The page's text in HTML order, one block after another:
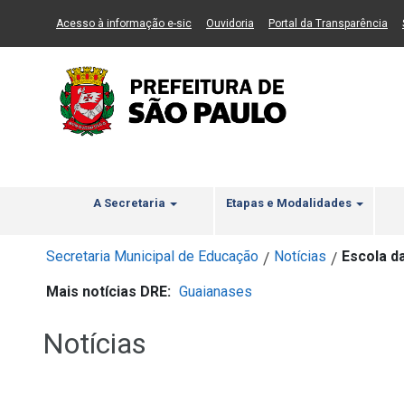
Ir ao Conteúdo Ir para menu principal 2 Ir para busca
Acesso à informação e-sic(Link para um novo sítio)
Ouvidoria (Link para um novo sítio)
Portal da Transparência
A Secretaria Etapas e Modalidades
Secretaria Municipal de Educação / Notícias / Escola
Mais notícias DRE: Guaianases
Notícias